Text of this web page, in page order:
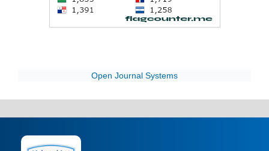
Open Journal Systems